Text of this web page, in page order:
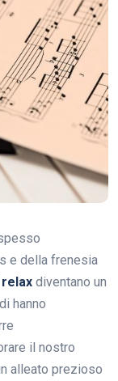
e della frenesia
diventano un
hanno
il nostro
alleato prezioso